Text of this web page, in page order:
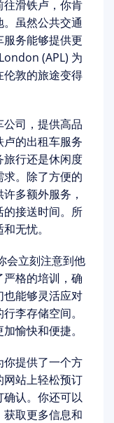
滑铁卢，你肯
虽然公共交通
务能够提供更
(APL) 为
敦的旅途变得
司，提供高品
的出租车服务
旅行还是休闲度
。除了方便的
多额外服务，
接送时间。所
无忧。
会立刻注意到他
格的培训，确
能够灵活应对
李存储空间。
愉快和便捷。
你提供了一个方
站上轻松预订
认。你还可以
取更多信息和